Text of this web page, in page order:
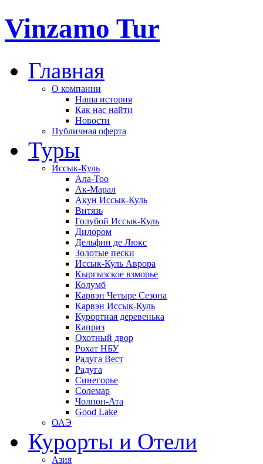
Vinzamo Tur
Главная
О компании
Наша история
Как нас найти
Новости
Публичная оферта
Туры
Иссык-Куль
Ала-Тоо
Ак-Марал
Акун Иссык-Куль
Витязь
Голубой Иссык-Куль
Дилором
Дельфин де Люкс
Золотые пески
Иссык-Куль Аврора
Кыргызское взморье
Колумб
Карвэн Четыре Сезона
Карвэн Иссык-Куль
Курортная деревенька
Каприз
Охотный двор
Рохат НБУ
Радуга Вест
Радуга
Синегорье
Солемар
Чолпон-Ата
Good Lake
ОАЭ
Курорты и Отели
Азия